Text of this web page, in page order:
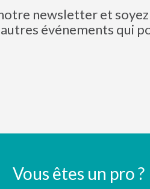
newsletter et
événements qui
Vous êtes un pro ?